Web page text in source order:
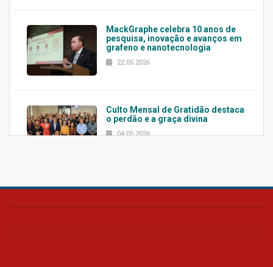
MackGraphe celebra 10 anos de
pesquisa, inovação e avanços em
grafeno e nanotecnologia
22.05.2026
Culto Mensal de Gratidão destaca
o perdão e a graça divina
04.05.2026
Confira como foi o culto mensal